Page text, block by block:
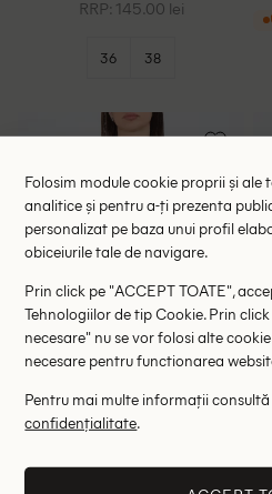
RRP: 145.00 lei
36 38
Bluza Zara, verde
Folosim module cookie proprii și ale
analitice și pentru a-ți prezenta
personalizat pe baza unui profil
obiceiurile tale de navigare.
Prin click pe "ACCEPT TOATE",
Tehnologiilor de tip Cookie. Prin
necesare" nu se vor folosi alte
necesare pentru functionarea
Pentru mai multe informații consultă
confidențialitate.